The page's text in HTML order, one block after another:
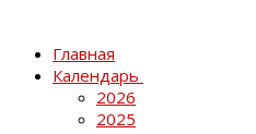
Главная
Календарь
2026
2025